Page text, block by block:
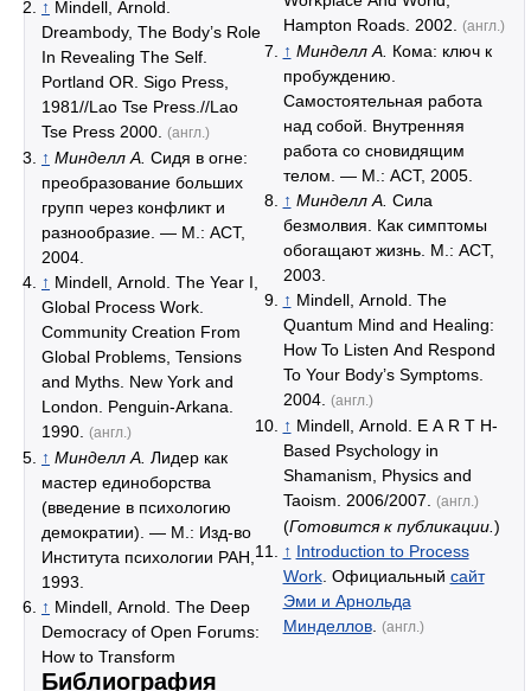
↑ Mindell, Arnold.
Dreambody, The Body’s Role
In Revealing The Self.
Portland OR. Sigo Press,
1981//Lao Tse Press.//Lao
Tse Press 2000. (англ.)
↑ Минделл А. Сидя в огне:
преобразование больших
групп через конфликт и
разнообразие. — М.: АСТ,
2004.
↑ Mindell, Arnold. The Year I,
Global Process Work.
Community Creation From
Global Problems, Tensions
and Myths. New York and
London. Penguin-Arkana.
1990. (англ.)
↑ Минделл А. Лидер как
мастер единоборства
(введение в психологию
демократии). — М.: Изд-во
Института психологии РАН,
1993.
↑ Mindell, Arnold. The Deep
Democracy of Open Forums:
How to Transform
Hampton Roads. 2002.
(англ.)
↑ Минделл А. Кома: ключ к
пробуждению.
Самостоятельная работа
над собой. Внутренняя
работа со сновидящим
телом. — М.: АСТ, 2005.
↑ Минделл А. Сила
безмолвия. Как симптомы
обогащают жизнь. М.: АСТ,
2003.
↑ Mindell, Arnold. The
Quantum Mind and Healing:
How To Listen And Respond
To Your Body’s Symptoms.
2004. (англ.)
↑ Mindell, Arnold. E A R T H-
Based Psychology in
Shamanism, Physics and
Taoism. 2006/2007.
(англ.)
(Готовится к публикации. )
↑ Introduction to Process
Work. Официальный сайт
Эми и Арнольда
Минделлов. (англ.)
Библиография